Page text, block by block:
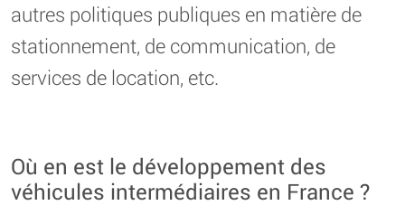
autres politiques publiques en matière de
stationnement, de communication, de
services de location, etc.
Où en est le développement des
véhicules intermédiaires en France ?